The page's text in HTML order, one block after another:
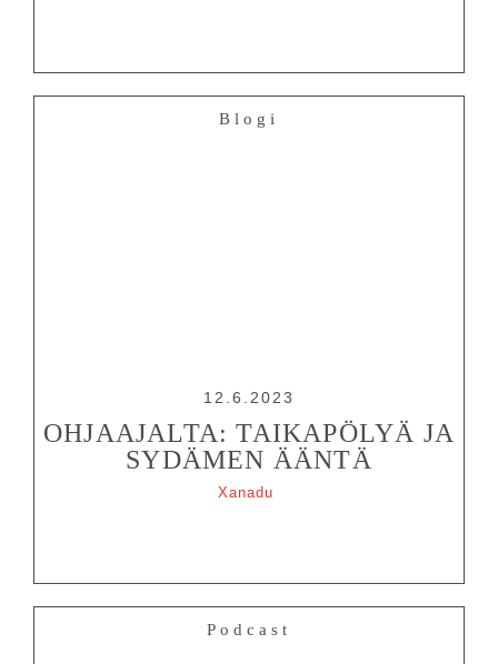
Blogi
12.6.2023
OHJAAJALTA: TAIKAPÖLYÄ JA
SYDÄMEN ÄÄNTÄ
Xanadu
Podcast